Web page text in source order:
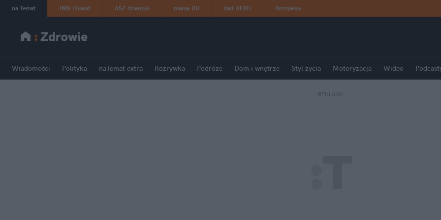
na:Temat INN:Poland ASZ:dziennik mama:DU dad:HERO Rozrywka
Wiadomości Polityka naTemat extra Rozrywka Podróże Dom i wnętrze Styl życia Motoryzacja Wideo
REKLAMA